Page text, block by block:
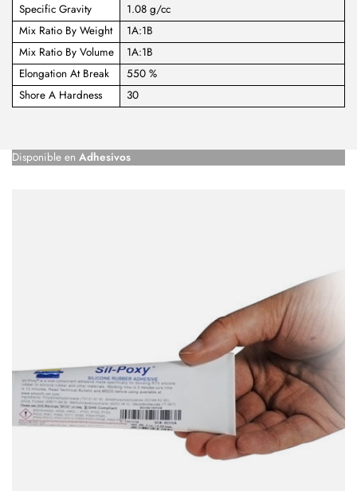
Specific Gravity
1.08 g/cc
Mix Ratio By Weight
1A:1B
Mix Ratio By Volume
1A:1B
Elongation At Break
550 %
Shore A Hardness
30
Disponible en Adhesivos